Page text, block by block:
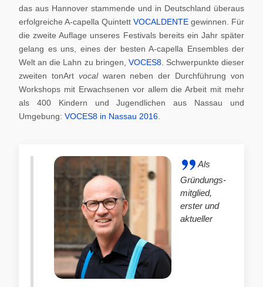
das aus Hannover stammende und in Deutschland überaus
erfolgreiche A-capella Quintett VOCALDENTE gewinnen. Für
die zweite Auflage unseres Festivals bereits ein Jahr später
gelang es uns, eines der besten A-capella Ensembles der
Welt an die Lahn zu bringen, VOCES8. Schwerpunkte dieser
zweiten tonArt vocalwaren neben der Durchführung von
Workshops mit Erwachsenen vor allem die Arbeit mit mehr
als 400 Kindern und Jugendlichen aus Nassau und
Umgebung: VOCES8 in Nassau 2016
Als
Gründungs-
mitglied,
erster und
aktueller